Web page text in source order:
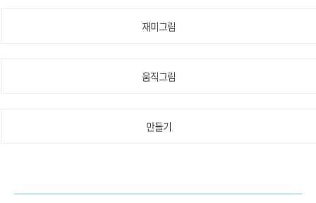
재미그림
움직그림
만들기